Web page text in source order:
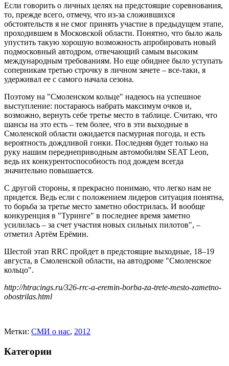
Если говорить о личных целях на предстоящие соревнования,
то, прежде всего, отмечу, что из-за сложившихся
обстоятельств я не смог принять участие в предыдущем этапе,
проходившем в Московской области. Понятно, что было жаль
упустить такую хорошую возможность апробировать новый
подмосковный автодром, отвечающий самым высоким
международным требованиям. Но еще обиднее было уступать
соперникам третью строчку в личном зачете – все-таки, я
удерживал ее с самого начала сезона.
Поэтому на "Смоленском кольце" надеюсь на успешное
выступление: постараюсь набрать максимум очков и,
возможно, вернуть себе третье место в таблице. Считаю, что
шансы на это есть – тем более, что в эти выходные в
Смоленской области ожидается пасмурная погода, и есть
вероятность дождливой гонки. Последняя будет только на
руку нашим переднеприводным автомобилям SEAT Leon,
ведь их конкурентоспособность под дождем всегда
значительно повышается.
С другой стороны, я прекрасно понимаю, что легко нам не
придется. Ведь если с положением лидеров ситуация понятна,
то борьба за третье место заметно обострилась. И вообще
конкуренция в "Туринге" в последнее время заметно
усилилась – за счет участия новых сильных пилотов", –
отметил Артём Ерёмин.
Шестой этап RRC пройдет в предстоящие выходные, 18–19
августа, в Смоленской области, на автодроме "Смоленское
кольцо".
http://htracings.ru/326-rrc-a-eremin-borba-za-trete-mesto-zametno-
obostrilas.html
Метки: CМИ о нас, 2012
Категории